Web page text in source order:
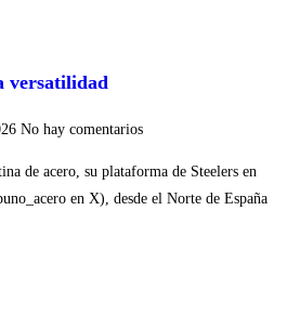
versatilidad
No hay comentarios
de acero, su plataforma de Steelers en
en X), desde el Norte de España